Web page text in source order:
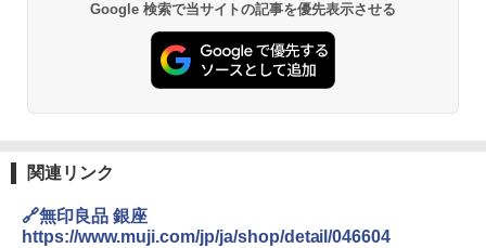
Google 検索で当サイトの記事を優先表示させる
関連リンク
🔗無印良品 銀座
https://www.muji.com/jp/ja/shop/detail/046604